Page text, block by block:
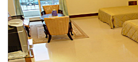
伴
計
劃